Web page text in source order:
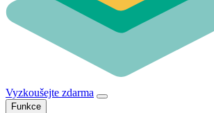
Vyzkoušejte zdarma
Funkce